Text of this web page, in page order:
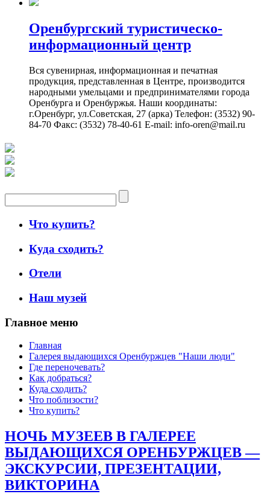
Оренбургский туристическо-
информационный центр
Вся сувенирная, информационная и печатная
продукция, представленная в Центре, производится
народными умельцами и предпринимателями города
Оренбурга и Оренбуржья. Наши координаты:
г.Оренбург, ул.Советская, 27 (арка) Телефон: (3532) 90-
84-70 Факс: (3532) 78-40-61 E-mail: info-oren@mail.ru
Что купить?
Куда сходить?
Отели
Наш музей
Главное меню
Главная
Галерея выдающихся Оренбуржцев "Наши люди"
Где переночевать?
Как добраться?
Куда сходить?
Что поблизости?
Что купить?
НОЧЬ МУЗЕЕВ В ГАЛЕРЕЕ
ВЫДАЮЩИХСЯ ОРЕНБУРЖЦЕВ —
ЭКСКУРСИИ, ПРЕЗЕНТАЦИИ,
ВИКТОРИНА